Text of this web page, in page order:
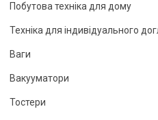
Побутова техніка для дому
Техніка для індивідуального
Ваги
Вакууматори
Тостери